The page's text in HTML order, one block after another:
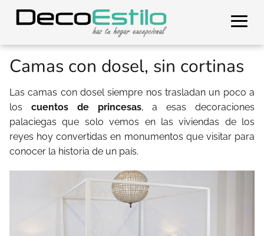
Camas con dosel, sin cortinas
Las camas con dosel siempre nos trasladan un poco a
los cuentos de princesas, a esas decoraciones
palaciegas que solo vemos en las viviendas de los
reyes hoy convertidas en monumentos que visitar para
conocer la historia de un país.